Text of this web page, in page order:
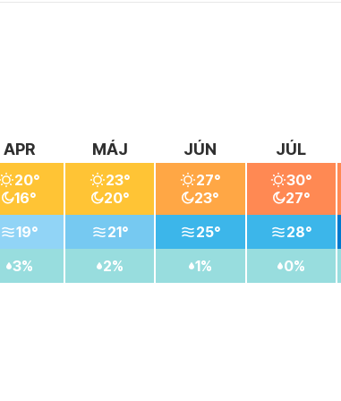
APR
20°
16°
19°
3%
MÁJ
23°
20°
21°
2%
JÚN
27°
23°
25°
1%
JÚL
30°
27°
28°
0%